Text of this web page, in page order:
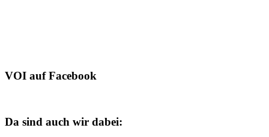
VOI auf Facebook
Da sind auch wir dabei: